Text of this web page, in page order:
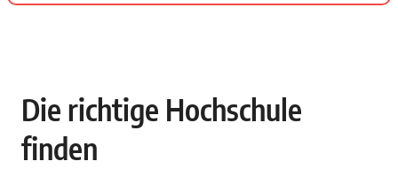
Die richtige Hochschule
finden